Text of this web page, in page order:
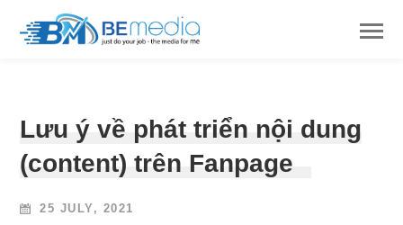
Lưu ý về phát triển nội dung
(content) trên Fanpage
25 JULY, 2021